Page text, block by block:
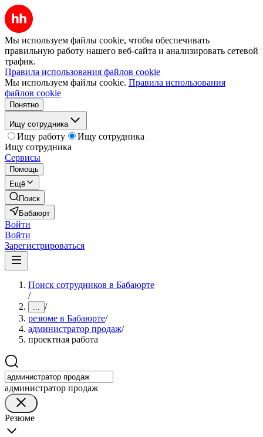
Мы используем файлы cookie, чтобы обеспечивать
правильную работу нашего веб-сайта и анализировать сетевой
трафик.
Правила использования файлов cookie
Мы используем файлы cookie. Правила использования
файлов cookie
Понятно
Ищу сотрудника
Ищу работу
Ищу сотрудника
Ищу сотрудника
Сервисы
Помощь
Ещё
Поиск
Бабаюрт
Войти
Войти
Зарегистрироваться
Поиск сотрудников в Бабаюрте
/
... /
резюме в Бабаюрте/
администратор продаж/
проектная работа
администратор продаж
Резюме